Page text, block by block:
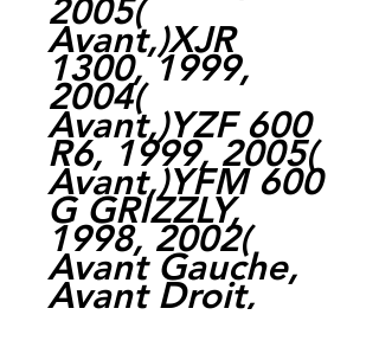
2005(
Avant,)XJR
1300, 1999,
2004(
Avant,)YZF 600
R6, 1999, 2005(
Avant,)YFM 600
G GRIZZLY,
1998, 2002(
Avant Gauche,
Avant Droit,
Arriere,)TDM